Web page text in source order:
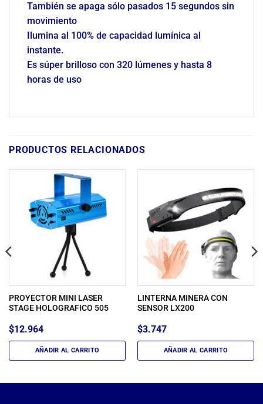
También se apaga sólo pasados 15 segundos sin
movimiento
Ilumina al 100% de capacidad lumínica al
instante.
Es súper brilloso con 320 lúmenes y hasta 8
horas de uso
PRODUCTOS RELACIONADOS
PROYECTOR MINI LASER
STAGE HOLOGRAFICO 505
$12.964
AÑADIR AL CARRITO
LINTERNA MINERA CON
SENSOR LX200
$3.747
AÑADIR AL CARRITO